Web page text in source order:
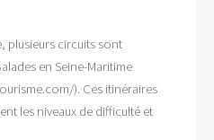
plusieurs circuits sont
en Seine-Maritime
). Ces itinéraires
les niveaux de difficulté et